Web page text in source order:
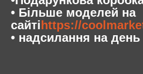
• Більше моделей на
сайті https://
• надсилання на